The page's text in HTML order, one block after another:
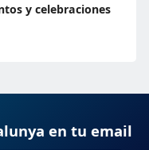
y celebraciones
en tu email